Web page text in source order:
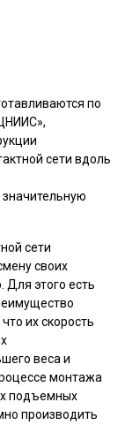
по
сети вдоль
сети
своих
этого есть
их скорость
веса и
монтажа
подъемных
производить